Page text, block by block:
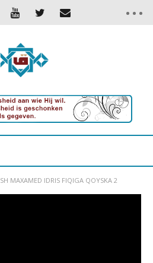
SH MAXAMED IDRIS FIQIGA QOYSKA 2